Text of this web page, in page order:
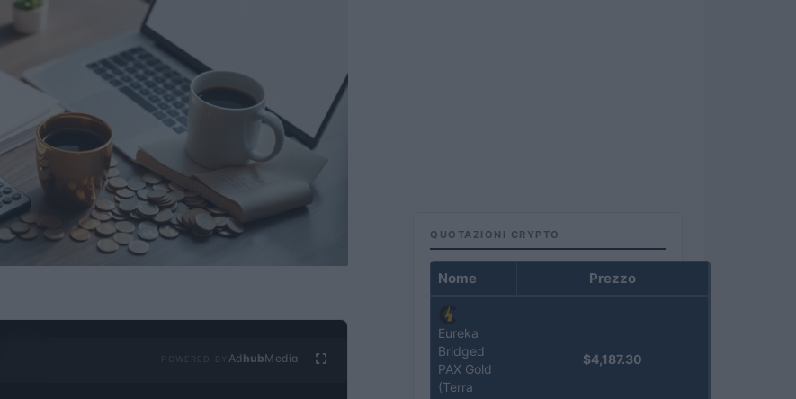
Ad hubMedia
QUOTAZIONI CRYPTO
Nome Prezzo
Eureka
Bridged
PAX Gold
(Terra
$4,187.30